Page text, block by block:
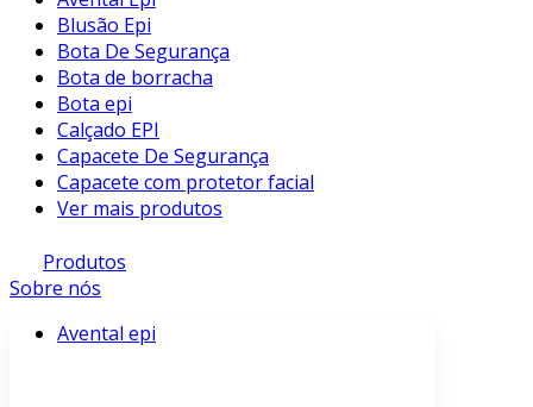
Blusão Epi
Bota De Segurança
Bota de borracha
Bota epi
Calçado EPI
Capacete De Segurança
Capacete com protetor facial
Ver mais produtos
Produtos
Sobre nós
Avental epi